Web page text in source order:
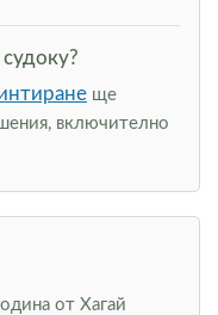
ще
включително
от Хагай